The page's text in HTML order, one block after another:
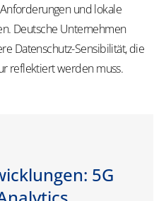
und lokale
Deutsche Unternehmen
Datenschutz-Sensibilität, die
reflektiert werden muss.
5G